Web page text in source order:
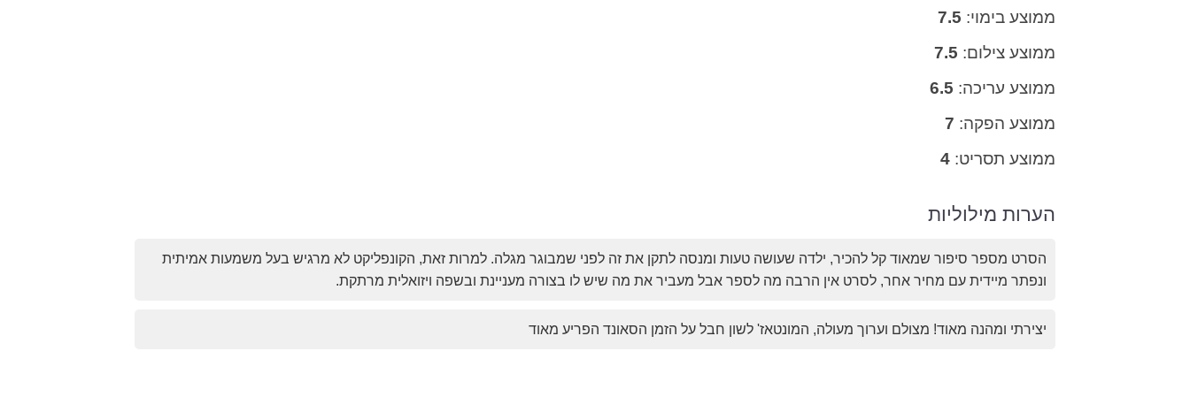
ממוצע בימוי: 7.5
ממוצע צילום: 7.5
ממוצע עריכה: 6.5
ממוצע הפקה: 7
ממוצע תסריט: 4
הערות מילוליות
הסרט מספר סיפור שמאוד קל להכיר, ילדה שעושה טעות ומנסה לתקן את זה לפני שמבוגר מגלה. למרות זאת, הקונפליקט לא מרגיש בעל משמעות אמיתית
ונפתר מיידית עם מחיר אחר, לסרט אין הרבה מה לספר אבל מעביר את מה שיש לו בצורה מעניינת ובשפה ויזואלית מרתקת.
יצירתי ומהנה מאוד! מצולם וערוך מעולה, המונטאז' לשון חבל על הזמן הסאונד הפריע מאוד